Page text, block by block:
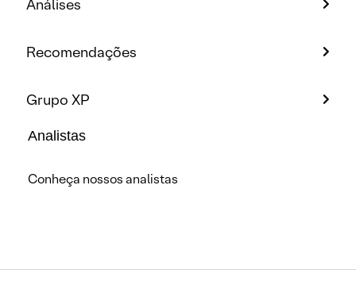
Análises
Recomendações
Grupo XP
Analistas
Conheça nossos analistas